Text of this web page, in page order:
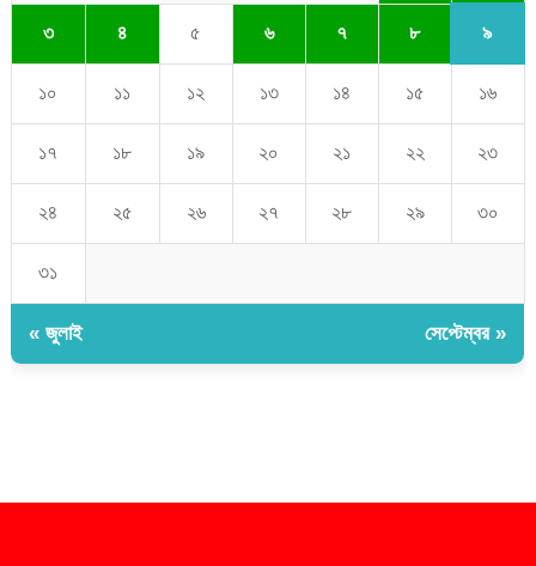
৩ ৪ ৫ ৬ ৭ ৮ ৯
১০ ১১ ১২ ১৩ ১৪ ১৫ ১৬
১৭ ১৮ ১৯ ২০ ২১ ২২ ২৩
২৪ ২৫ ২৬ ২৭ ২৮ ২৯ ৩০
৩১
« জুলাই সেপ্টেম্বর »